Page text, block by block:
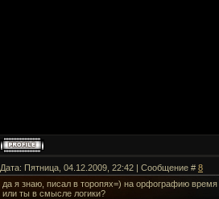
Дата: Пятница, 04.12.2009, 22:42 | Сообщение # 8
да я знаю, писал в торопях=) на орфографию время
или ты в смысле логики?